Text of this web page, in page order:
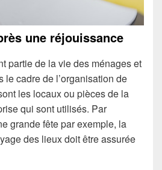
une réjouissance
partie de la vie des ménages et
le cadre de l’organisation de
les locaux ou pièces de la
qui sont utilisés. Par
grande fête par exemple, la
des lieux doit être assurée